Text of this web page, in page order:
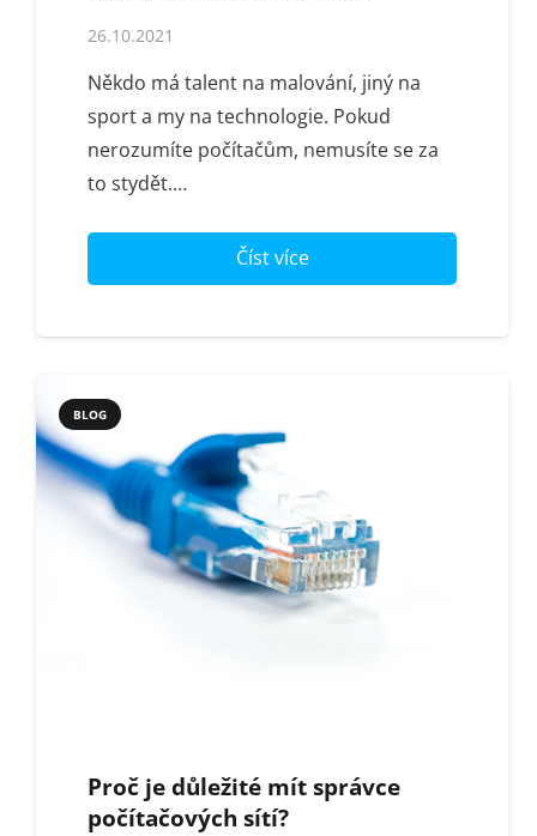
26.10.2021
Někdo má talent na malování, jiný na
sport a my na technologie. Pokud
nerozumíte počítačům, nemusíte se za
to stydět.…
Číst více
BLOG
Proč je důležité mít správce
počítačových sítí?